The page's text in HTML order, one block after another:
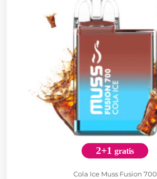
2+1 gratis
Cola Ice Muss Fusion 700